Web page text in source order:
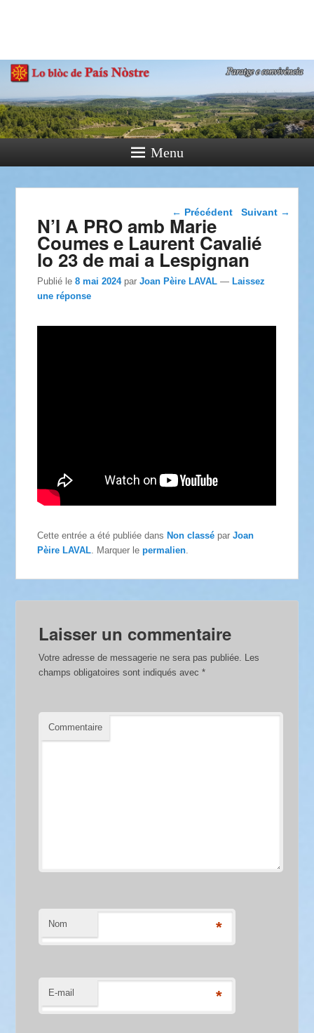
Paratge e Convivència
Menu
Navigation dans les
← Précédent Suivant →
N’I A PRO amb Marie
Coumes e Laurent Cavalié
lo 23 de mai a Lespignan
Publié le8 mai 2024 parJoan Pèire LAVAL —Laissez
une réponse
Cette entrée a été publiée dansNon classé parJoan
Pèire LAVAL . Marquer lepermalien
Laisser un commentaire
Votre adresse de messagerie ne sera pas publiée. Les
champs obligatoires sont indiqués avec*
Commentaire
Nom *
E-mail *